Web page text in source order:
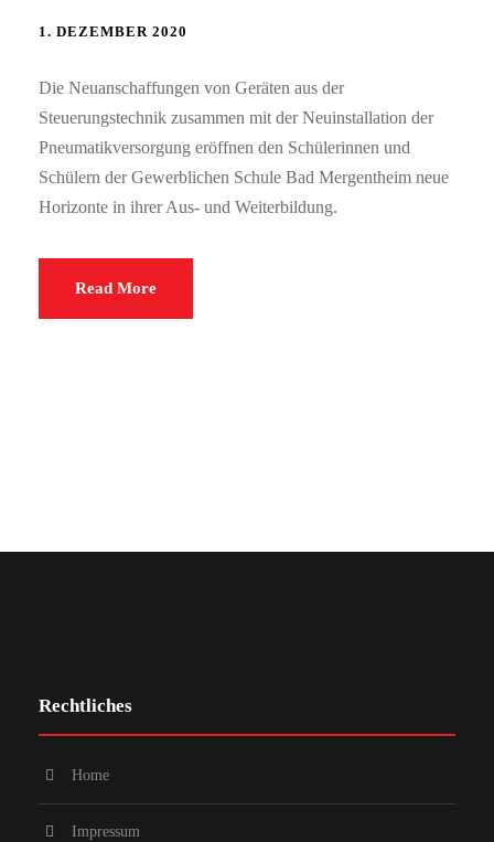
1. DEZEMBER 2020
Die Neuanschaffungen von Geräten aus der
Steuerungstechnik zusammen mit der Neuinstallation der
Pneumatikversorgung eröffnen den Schülerinnen und
Schülern der Gewerblichen Schule Bad Mergentheim neue
Horizonte in ihrer Aus- und Weiterbildung.
Read More
Rechtliches
Home
Impressum